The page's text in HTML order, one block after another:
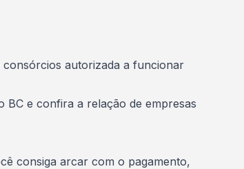
autorizada a funcionar
BC e confira a relação de empresas
consiga arcar com o pagamento,